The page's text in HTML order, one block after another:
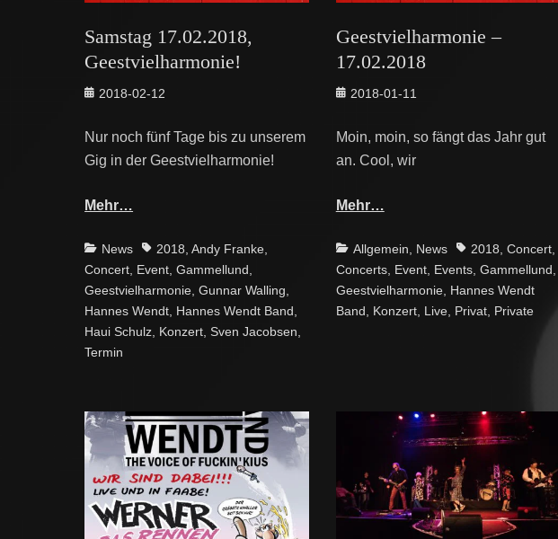
Samstag 17.02.2018,
Geestvielharmonie!
Posted
2018-02-12
Nur noch fünf Tage bis zu unserem
Gig in der Geestvielharmonie!
Mehr…
Categories
News Tags2018 ,Andy Franke
Concert Event ,Gammellund
Geestvielharmonie ,Gunnar Walling
Hannes Wendt Hannes Wendt Band
Haui Schulz Konzert Sven Jacobsen
Termin
Geestvielharmonie –
17.02.2018
Posted
2018-01-11
Moin, moin, so fängt das Jahr gut
an. Cool, wir
Mehr…
Categories
Allgemein News Tags2018 Concert,
Concerts, Event, Events, Gammellund
Geestvielharmonie, Hannes Wendt
Band
Konzert, Live, Privat, Private